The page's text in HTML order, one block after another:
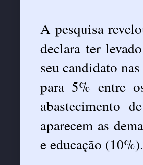
A pesquisa
declara ter
seu candidato
para 5% entre
abastecimento
aparecem as
e educação (10%).